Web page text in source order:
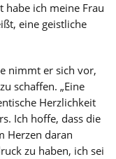
habe ich meine Frau
eine geistliche
nimmt er sich vor,
schaffen. „Eine
Herzlichkeit
Ich hoffe, dass die
Herzen daran
zu haben, ich sei